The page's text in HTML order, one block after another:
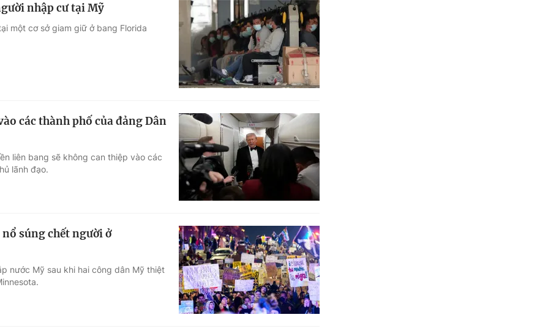
nhập cư tại Mỹ
một cơ sở giam giữ ở bang Florida
các thành phố của đảng Dân
liên bang sẽ không can thiệp vào các
lãnh đạo.
súng chết người ở
nước Mỹ sau khi hai công dân Mỹ thiệt